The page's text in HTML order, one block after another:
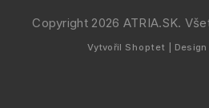
Copyright 2026 ATRIA.SK.
Vytvořil Shoptet | Design